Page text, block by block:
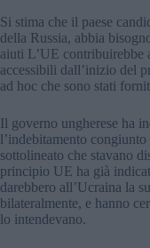
Si stima che il paese
della Russia, abbia
aiuti L’UE contribuirebbe
accessibili dall’inizio del
ad hoc che sono stati
Il governo ungherese ha
l’indebitamento
sottolineato che stavano
principio UE ha già
darebbero all’Ucraina la
bilateralmente, e hanno
lo intendevano.